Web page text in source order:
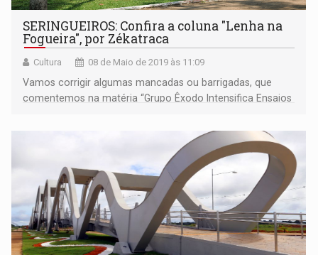
SERINGUEIROS: Confira a coluna "Lenha na
Fogueira", por Zékatraca
Cultura 08 de Maio de 2019 às 11:09
Vamos corrigir algumas mancadas ou barrigadas, que
comentemos na matéria “Grupo Êxodo Intensifica Ensaios